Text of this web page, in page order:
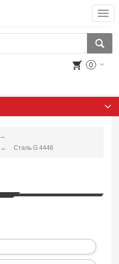
0
Сталь G 4446